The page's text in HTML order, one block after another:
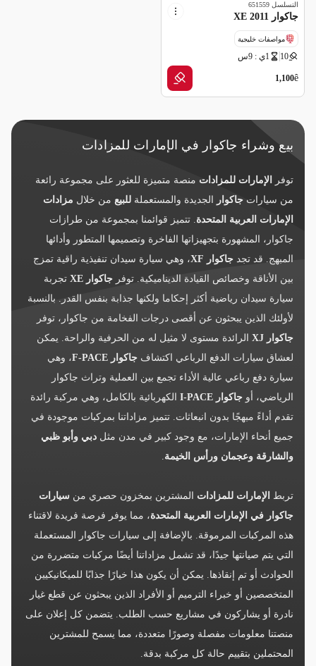
التسلسل 651559
جاكوار XE 2011
مواصفات خليجية
10 1ي : 9س
ê
1,100
بيع وشراء جاكوار في الإمارات للمزادات
توفر الإمارات للمزادات منصة متميزة للعثور على مجموعة رائعة
من سيارات جاكوار الجديدة والمستعملة للبيع من خلال مزادات
الإمارات العربية المتحدة. تتميز قوائمنا بمجموعة من طرازات
جاكوار، المشهورة بتجهيزاتها الفاخرة وتصميمها المتطور وأدائها
المبهج. قد تجد جاكوار XF
، وهي سيارة سيدان تنفيذية راقية تمزج
بين الأناقة وخصائص القيادة الديناميكية. توفر جاكوار XE
تجربة
سيارة سيدان رياضية أكثر إحكاما ولكنها جذابة بنفس القدر. بالنسبة
لأولئك الذين يبحثون عن أقصى درجات الفخامة من جاكوار، توفر
جاكوار XJ
الرائدة مستوى لا مثيل له من الحرفية والراحة. يمكن
لعشاق سيارات الدفع الرباعي اكتشاف جاكوار F-PACE
، وهي
سيارة دفع رباعي عالية الأداء تجمع بين العملية وتراث جاكوار
الرياضي، أو جاكوار I-PACE
الكهربائية بالكامل، وهي مركبة رائدة
تقدم أداءً مبهجًا بدون انبعاثات. تتميز مزاداتنا بمركبات موجودة في
جميع أنحاء الإمارات، مع وجود كبير في مدن مثل دبي وأبو ظبي
والشارقة وعجمان ورأس الخيمة.
تربط الإمارات للمزادات المشترين بمخزون حصري من سيارات
جاكوار في الإمارات العربية المتحدة، مما يوفر فرصة فريدة لاقتناء
هذه المركبات المرموقة. بالإضافة إلى سيارات جاكوار المستعملة
التي يتم صيانتها جيدًا، قد تشمل مزاداتنا أيضًا مركبات متضررة من
الحوادث أو تم إنقاذها. يمكن أن يكون هذا خيارًا جذابًا للميكانيكيين
المتخصصين أو خبراء الترميم أو الأفراد الذين يبحثون عن قطع غيار
نادرة أو يشاركون في مشاريع حسب الطلب. يتضمن كل إعلان على
منصتنا معلومات مفصلة وصورًا متعددة، مما يسمح للمشترين
المحتملين بتقييم حالة كل مركبة بدقة.